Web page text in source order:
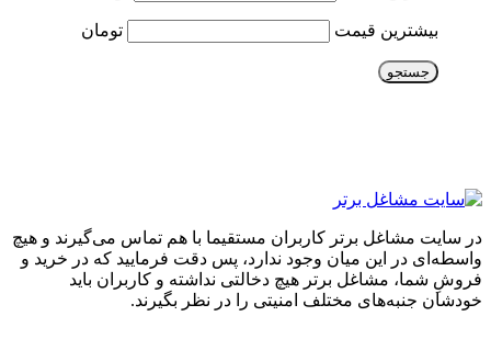
بیشترین قیمت تومان
جستجو
در سایت مشاغل برتر کاربران مستقیما با هم تماس می‌گیرند و هیچ
واسطه‌ای در این میان وجود ندارد، پس دقت فرمایید که در خرید و
فروشِ شما، مشاغل برتر هیچ دخالتی نداشته و کاربران باید
خودشان جنبه‌های مختلف امنیتی را در نظر بگیرند.